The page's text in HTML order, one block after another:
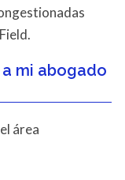
mi abogado
área